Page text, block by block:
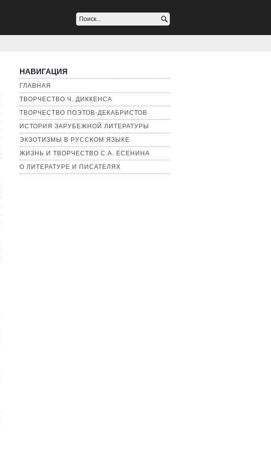
НАВИГАЦИЯ
ГЛАВНАЯ
ТВОРЧЕСТВО Ч. ДИККЕНСА
ТВОРЧЕСТВО ПОЭТОВ-ДЕКАБРИСТОВ
ИСТОРИЯ ЗАРУБЕЖНОЙ ЛИТЕРАТУРЫ
ЭКЗОТИЗМЫ В РУССКОМ ЯЗЫКЕ
ЖИЗНЬ И ТВОРЧЕСТВО С.А. ЕСЕНИНА
О ЛИТЕРАТУРЕ И ПИСАТЕЛЯХ